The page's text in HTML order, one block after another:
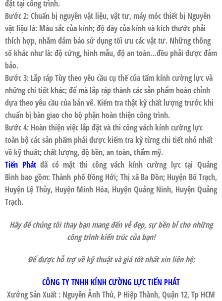
đặt tại công trình.
Bước 2: Chuẩn bị nguyên vật liệu, vật tư, máy móc thiết bị Nguyên
vật liệu là: Màu sắc của kính; độ dày của kính và kích thước phải
thích hợp, nhằm đảm bảo sử dụng tối ưu các vật tư. Những thông
số khác như là: độ cứng, hình mẫu, độ an toàn…đều phải được đảm
bảo.
Bước 3: Lắp ráp Tùy theo yêu cầu cụ thể của tấm kính cường lực và
những chi tiết khác; để mà lắp ráp thành các sản phẩm hoàn chỉnh
dựa theo yêu cầu của bản vẽ. Kiểm tra thật kỹ chất lượng trước khi
chuẩn bị bàn giao cho bộ phận hoàn thiện công trình.
Bước 4: Hoàn thiện việc lắp đặt và thi côngvách kính cường lực
toàn bộ các sản phẩm phải được kiểm tra kỹ từng chi tiết nhỏ nhất
về kỹ thuât; chất lượng, độ bền, an toàn, thẩm mỹ.
Tiến Phátđã có mặt thi côngvách kính cường lựctạiQuảng
Bình bao gồm: Thành phố Đồng Hới; Thị xã Ba Đồn; Huyện Bố Trạch,
Huyện Lệ Thủy, Huyện Minh Hóa, Huyện Quảng Ninh, Huyện Quảng
Trạch.
Hãy để chúng tôi thay bạn mang đến vẻ đẹp, sự bền bỉ cho những
công trình kiến trúc của bạn!
Để được hỗ trợ về kỹ thuật và giá tốt nhất xin liên hệ:
CÔNG TY TNHH KÍNH CƯỜNG LỰC TIẾN PHÁT
Xưởng Sản Xuất : Nguyễn Ảnh Thủ, P Hiệp Thành, Quận 12, Tp HCM